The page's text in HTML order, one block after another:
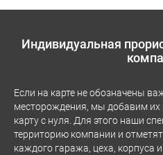
Индивидуальная
Если на карте не обозначены
месторождения, мы добавим их
карту с нуля. Для этого наши
территорию компании и
каждого гаража, цеха, корпуса и